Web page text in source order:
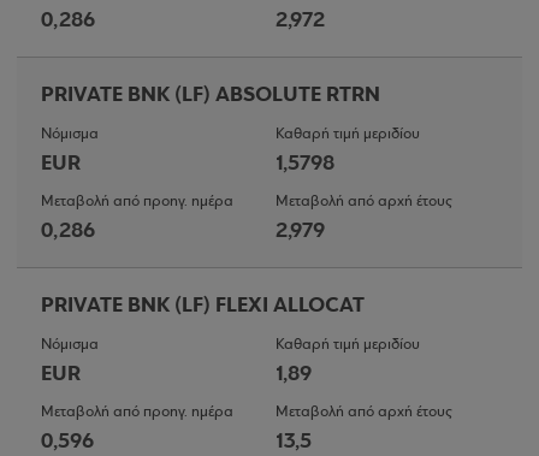
0,286 2,972
PRIVATE BNK (LF) ABSOLUTE RTRN
Νόμισμα
EUR
Καθαρή τιμή μεριδίου
1,5798
Μεταβολή από προηγ. ημέρα
0,286
Μεταβολή από αρχή έτους
2,979
PRIVATE BNK (LF) FLEXI ALLOCAT
Νόμισμα
EUR
Καθαρή τιμή μεριδίου
1,89
Μεταβολή από προηγ. ημέρα
0,596
Μεταβολή από αρχή έτους
13,5